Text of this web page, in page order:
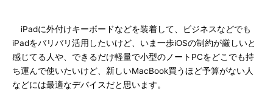
iPadに外付けキーボードなどを装着して、ビジネスなどでも
iPadをバリバリ活用したいけど、いま一歩iOSの制約が厳しいと
感じてる人や、できるだけ軽量で小型のノートPCをどこでも持
ち運んで使いたいけど、新しいMacBook買うほど予算がない人
などには最適なデバイスだと思います。